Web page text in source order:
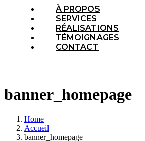
À PROPOS
SERVICES
RÉALISATIONS
TÉMOIGNAGES
CONTACT
banner_homepage
Home
Accueil
banner_homepage